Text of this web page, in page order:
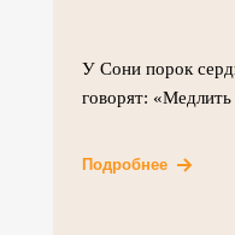
У Сони порок
говорят: «Медлить
Подробнее